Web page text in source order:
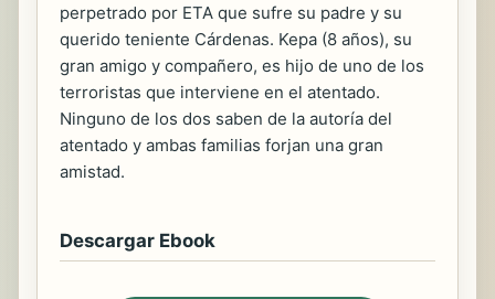
perpetrado por ETA que sufre su padre y su
querido teniente Cárdenas. Kepa (8 años), su
gran amigo y compañero, es hijo de uno de los
terroristas que interviene en el atentado.
Ninguno de los dos saben de la autoría del
atentado y ambas familias forjan una gran
amistad.
Descargar Ebook